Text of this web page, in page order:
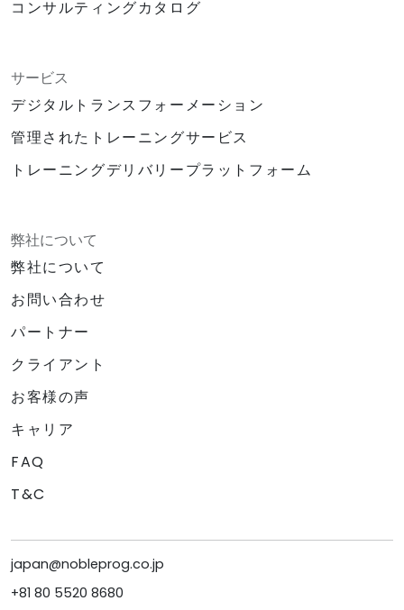
コンサルティングカタログ
サービス
デジタルトランスフォーメーション
管理されたトレーニングサービス
トレーニングデリバリープラットフォーム
弊社について
弊社について
お問い合わせ
パートナー
クライアント
お客様の声
キャリア
FAQ
T&C
japan@nobleprog.co.jp
+81 80 5520 8680